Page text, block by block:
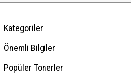
Kategoriler
Önemli Bilgiler
Popüler Tonerler